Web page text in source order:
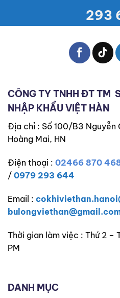
293
CÔNG TY TNHH ĐT TM
NHẬP KHẨU VIỆT HÀN
Địa chỉ : Số 100/B3 Nguyễn
Hoàng Mai, HN
Điện thoại : 02466 870
/ 0979 293 644
Email :
Thời gian làm việc : Thứ 2 –
PM
DANH MỤC